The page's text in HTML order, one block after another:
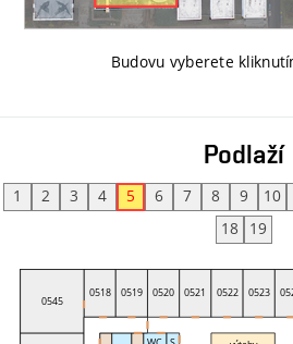
Budovu vyberete
Podlaží
1 2 3 4 5 6 7 8 9 10
18
19